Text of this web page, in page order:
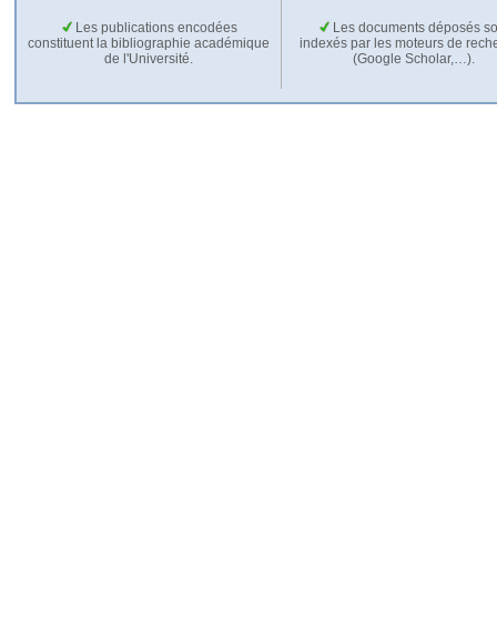
Les publications encodées
constituent la bibliographie académique
de l'Université.
Les documents déposés
indexés par les moteurs de
(Google Scholar,…).